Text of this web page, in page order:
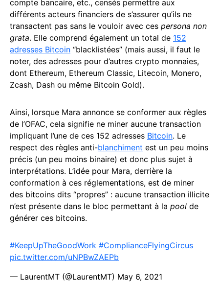
compte bancaire, etc., censés permettre aux
différents acteurs financiers de s’assurer qu’ils ne
transactent pas sans le vouloir avec ces persona non
grata. Elle comprend également un total de 152
adresses Bitcoin “blacklistées” (mais aussi, il faut le
noter, des adresses pour d’autres crypto monnaies,
dont Ethereum, Ethereum Classic, Litecoin, Monero,
Zcash, Dash ou même Bitcoin Gold).
Ainsi, lorsque Mara annonce se conformer aux règles
de l’OFAC, cela signifie ne miner aucune transaction
impliquant l’une de ces 152 adresses Bitcoin. Le
respect des règles anti-blanchiment est un peu moins
précis (un peu moins binaire) et donc plus sujet à
interprétations. L’idée pour Mara, derrière la
conformation à ces réglementations, est de miner
des bitcoins dits “propres” : aucune transaction illicite
n’est présente dans le bloc permettant à la pool de
générer ces bitcoins.
#KeepUpTheGoodWork #ComplianceFlyingCircus
pic.twitter.com/uNPBwZAEPb
— LaurentMT (@LaurentMT) May 6, 2021